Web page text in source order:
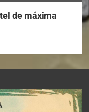
de máxima